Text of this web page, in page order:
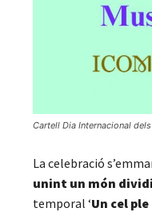
Cartell Dia Internacional
La celebració
unint un món
temporal ‘Un cel